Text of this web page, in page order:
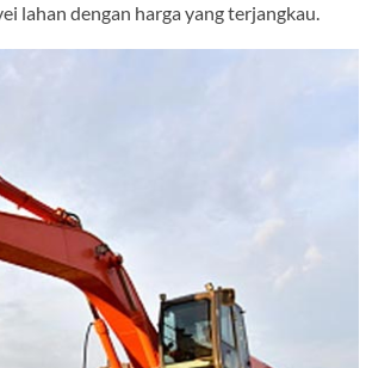
lahan dengan harga yang terjangkau.